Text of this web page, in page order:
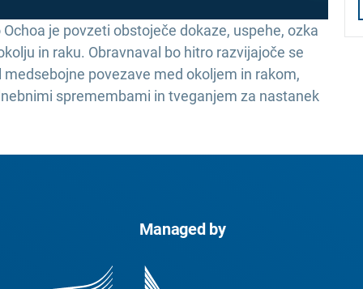
je povzeti obstoječe dokaze, uspehe, ozka
in raku. Obravnaval bo hitro razvijajoče se
povezave med okoljem in rakom,
spremembami in tveganjem za nastanek
Managed by